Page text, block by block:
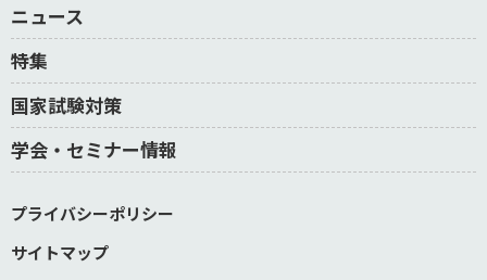
ニュース
特集
国家試験対策
学会・セミナー情報
プライバシーポリシー
サイトマップ